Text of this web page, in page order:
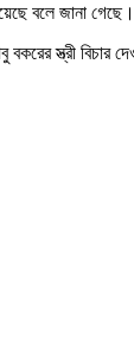
বলে জানা গেছে।
স্ত্রী